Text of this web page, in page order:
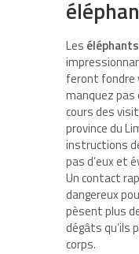
Les éléphants
feront fondre
manquez pas
cours des
province du
instructions
pas d’eux et
Un contact
dangereux
pèsent plus
dégâts qu’ils
corps.